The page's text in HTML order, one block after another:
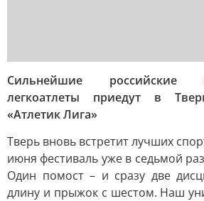
Сильнейшие российские
легкоатлеты приедут в
«Атлетик Лига»
Тверь вновь встретит лучших
июня фестиваль уже в седьмой
Один помост – и сразу две
длину и прыжок с шестом. Наш